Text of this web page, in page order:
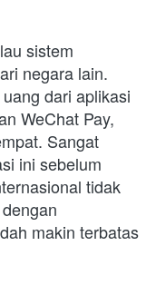
sistem
negara lain.
dari aplikasi
WeChat Pay,
Sangat
ini sebelum
tidak
makin terbatas